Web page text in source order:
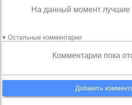
На данный момент лучшие
▾ Остальные комментарии
Комментарии пока
Добавить